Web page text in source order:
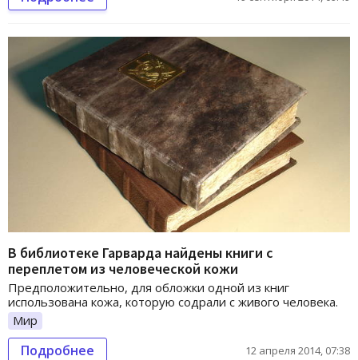
В библиотеке Гарварда найдены книги с
переплетом из человеческой кожи
Предположительно, для обложки одной из книг
использована кожа, которую содрали с живого человека.
Мир
Подробнее 12 апреля 2014, 07:38